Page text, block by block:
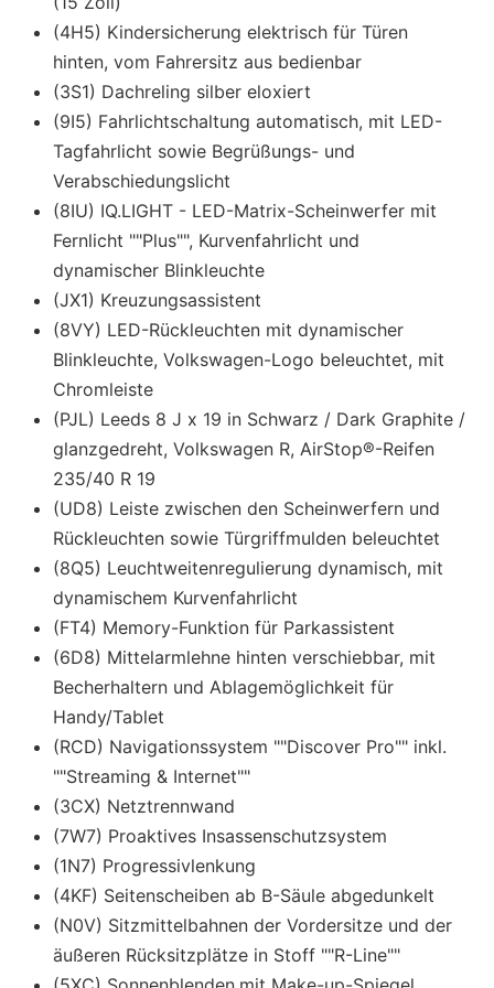
(4H5) Kindersicherung elektrisch für Türen
hinten, vom Fahrersitz aus bedienbar
(3S1) Dachreling silber eloxiert
(9I5) Fahrlichtschaltung automatisch, mit LED-
Tagfahrlicht sowie Begrüßungs- und
Verabschiedungslicht
(8IU) IQ.LIGHT - LED-Matrix-Scheinwerfer mit
Fernlicht ""Plus"", Kurvenfahrlicht und
dynamischer Blinkleuchte
(JX1) Kreuzungsassistent
(8VY) LED-Rückleuchten mit dynamischer
Blinkleuchte, Volkswagen-Logo beleuchtet, mit
Chromleiste
(PJL) Leeds 8 J x 19 in Schwarz / Dark Graphite /
glanzgedreht, Volkswagen R, AirStop®-Reifen
235/40 R 19
(UD8) Leiste zwischen den Scheinwerfern und
Rückleuchten sowie Türgriffmulden beleuchtet
(8Q5) Leuchtweitenregulierung dynamisch, mit
dynamischem Kurvenfahrlicht
(FT4) Memory-Funktion für Parkassistent
(6D8) Mittelarmlehne hinten verschiebbar, mit
Becherhaltern und Ablagemöglichkeit für
Handy/Tablet
(RCD) Navigationssystem ""Discover Pro"" inkl.
""Streaming & Internet""
(3CX) Netztrennwand
(7W7) Proaktives Insassenschutzsystem
(1N7) Progressivlenkung
(4KF) Seitenscheiben ab B-Säule abgedunkelt
(N0V) Sitzmittelbahnen der Vordersitze und der
äußeren Rücksitzplätze in Stoff ""R-Line""